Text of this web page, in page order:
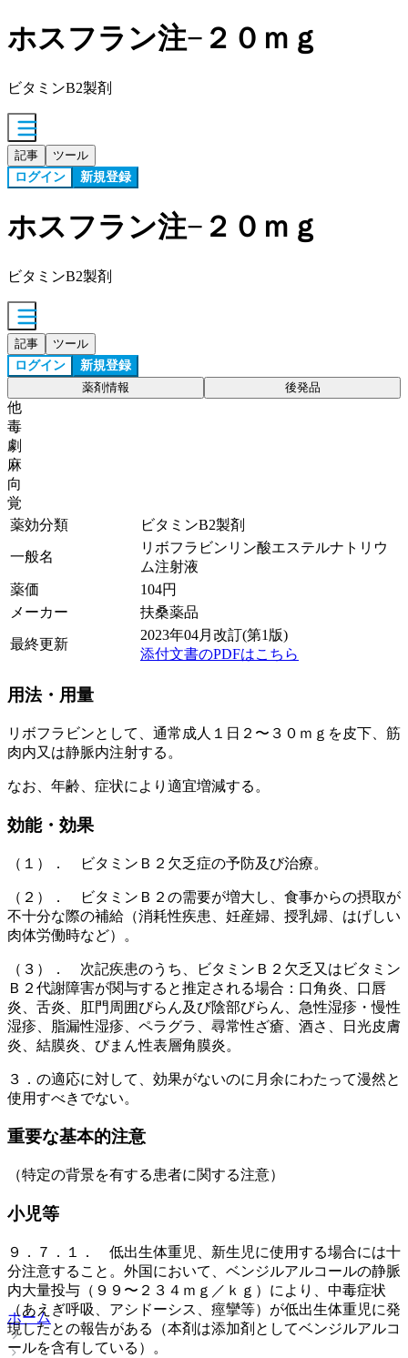
ホスフラン注−２０ｍｇ
ビタミンB2製剤
記事 ツール
ログイン 新規登録
ホスフラン注−２０ｍｇ
ビタミンB2製剤
記事 ツール
ログイン 新規登録
薬剤情報 後発品
他
毒
劇
麻
向
覚
薬効分類
ビタミンB2製剤
一般名
リボフラビンリン酸エステルナトリウ
ム注射液
薬価
104円
メーカー
扶桑薬品
最終更新
2023年04月改訂(第1版)
添付文書のPDFはこちら
用法・用量
リボフラビンとして、通常成人１日２〜３０ｍｇを皮下、筋
肉内又は静脈内注射する。
なお、年齢、症状により適宜増減する。
効能・効果
（１）． ビタミンＢ２欠乏症の予防及び治療。
（２）． ビタミンＢ２の需要が増大し、食事からの摂取が
不十分な際の補給（消耗性疾患、妊産婦、授乳婦、はげしい
肉体労働時など）。
（３）． 次記疾患のうち、ビタミンＢ２欠乏又はビタミン
Ｂ２代謝障害が関与すると推定される場合：口角炎、口唇
炎、舌炎、肛門周囲びらん及び陰部びらん、急性湿疹・慢性
湿疹、脂漏性湿疹、ペラグラ、尋常性ざ瘡、酒さ、日光皮膚
炎、結膜炎、びまん性表層角膜炎。
３．の適応に対して、効果がないのに月余にわたって漫然と
使用すべきでない。
重要な基本的注意
（特定の背景を有する患者に関する注意）
小児等
９．７．１． 低出生体重児、新生児に使用する場合には十
分注意すること。外国において、ベンジルアルコールの静脈
内大量投与（９９〜２３４ｍｇ／ｋｇ）により、中毒症状
（あえぎ呼吸、アシドーシス、痙攣等）が低出生体重児に発
現したとの報告がある（本剤は添加剤としてベンジルアルコ
ールを含有している）。
ホーム